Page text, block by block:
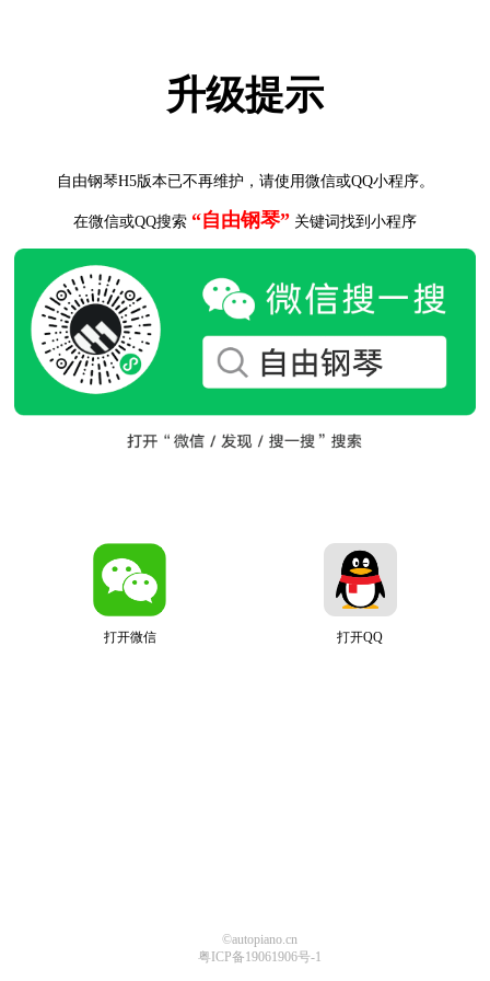
升级提示
自由钢琴H5版本已不再维护，请使用微信或QQ小程序。
在微信或QQ搜索 “自由钢琴” 关键词找到小程序
打开微信 打开QQ
©autopiano.cn
粤ICP备19061906号-1